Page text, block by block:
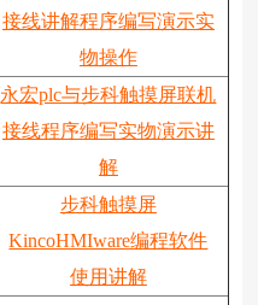
接线讲解程序编写演示实
物操作
永宏plc与步科触摸屏联机
接线程序编写实物演示讲
解
步科触摸屏
KincoHMIware编程软件
使用讲解